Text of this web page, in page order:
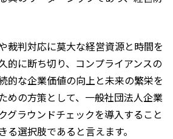
裁判対応に莫大な経営資源と時間を
的に断ち切り、コンプライアンスの
的な企業価値の向上と未来の繁栄を
めの方策として、一般社団法人企業
グラウンドチェックを導入すること
る選択肢であると言えます。